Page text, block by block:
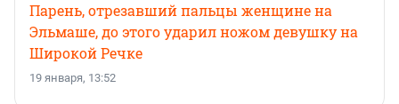
Парень, отрезавший пальцы женщине на
Эльмаше, до этого ударил ножом девушку на
Широкой Речке
19 января, 13:52